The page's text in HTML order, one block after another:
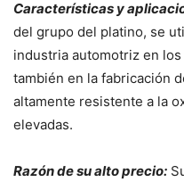
Características y
del grupo del platino, se
industria automotriz en
también en la fabricación
altamente resistente a la
elevadas.
Razón de su alto precio: